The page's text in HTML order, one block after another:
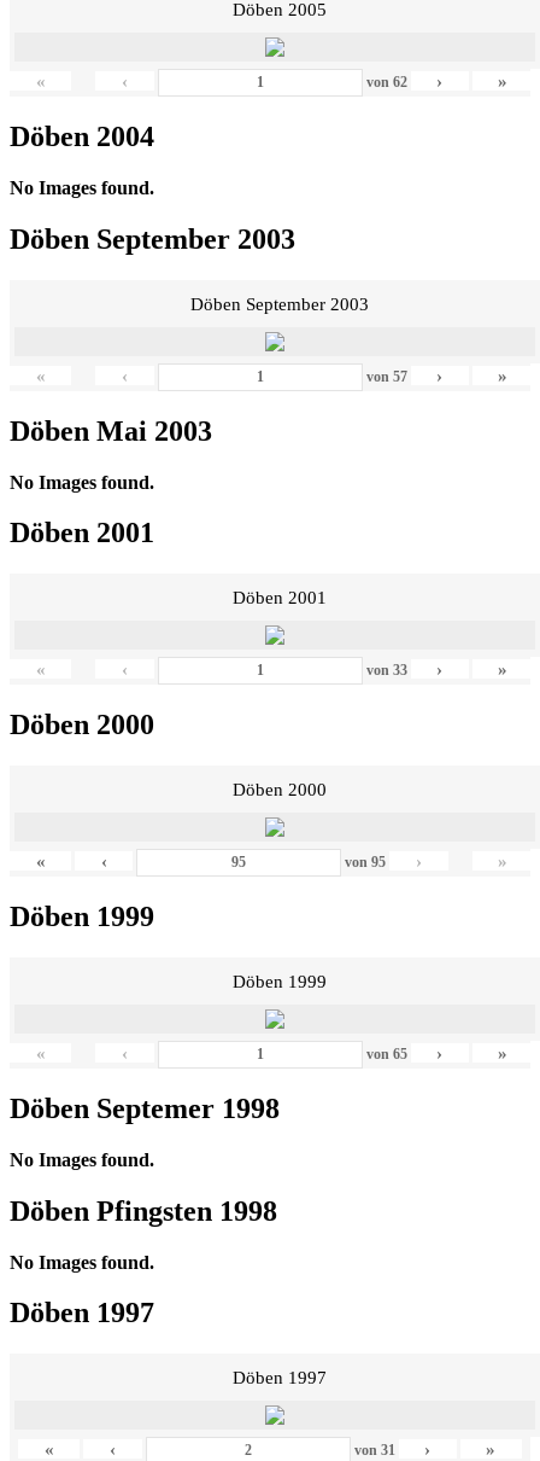
Döben 2005
« ‹ von 62 › »
Döben 2004
No Images found.
Döben September 2003
Döben September 2003
« ‹ von 57 › »
Döben Mai 2003
No Images found.
Döben 2001
Döben 2001
« ‹ von 33 › »
Döben 2000
Döben 2000
« ‹ von95 › »
Döben 1999
Döben 1999
« ‹ von 65 › »
Döben Septemer 1998
No Images found.
Döben Pfingsten 1998
No Images found.
Döben 1997
Döben 1997
« ‹ von 31 › »